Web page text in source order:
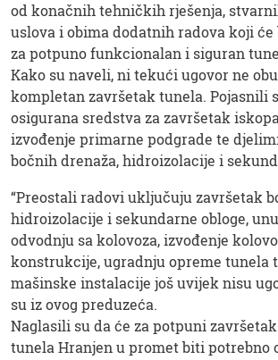
od konačnih tehničkih rješenja,
uslova i obima dodatnih radova koji
za potpuno funkcionalan i siguran
Kako su naveli, ni tekući ugovor ne
kompletan završetak tunela. Pojasnili
osigurana sredstva za završetak
izvođenje primarne podgrade te
bočnih drenaža, hidroizolacije i
“Preostali radovi uključuju završetak
hidroizolacije i sekundarne obloge,
odvodnju sa kolovoza, izvođenje
konstrukcije, ugradnju opreme tunela
mašinske instalacije još uvijek nisu
su iz ovog preduzeća.
Naglasili su da će za potpuni
tunela Hranjen u promet biti potrebno